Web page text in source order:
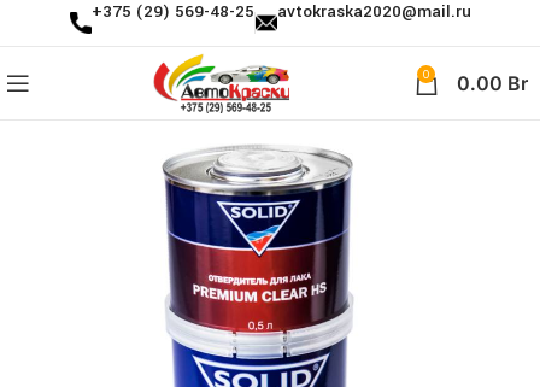
+375 (29) 569-48-25 avtokraska2020@mail.ru
0 0.00 Br